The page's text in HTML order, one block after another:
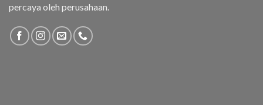
percaya oleh perusahaan.